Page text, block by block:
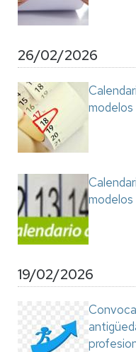
26/02/2026
modelos
modelos
19/02/2026